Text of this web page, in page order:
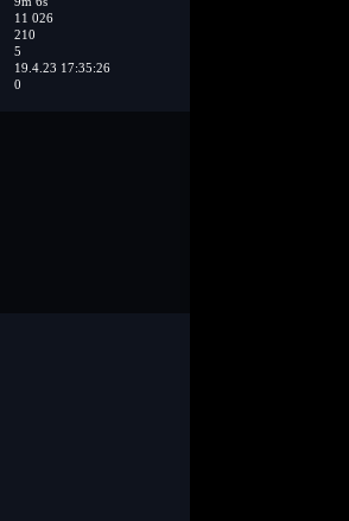
11 026
210
5
19.4.23 17:35:26
0